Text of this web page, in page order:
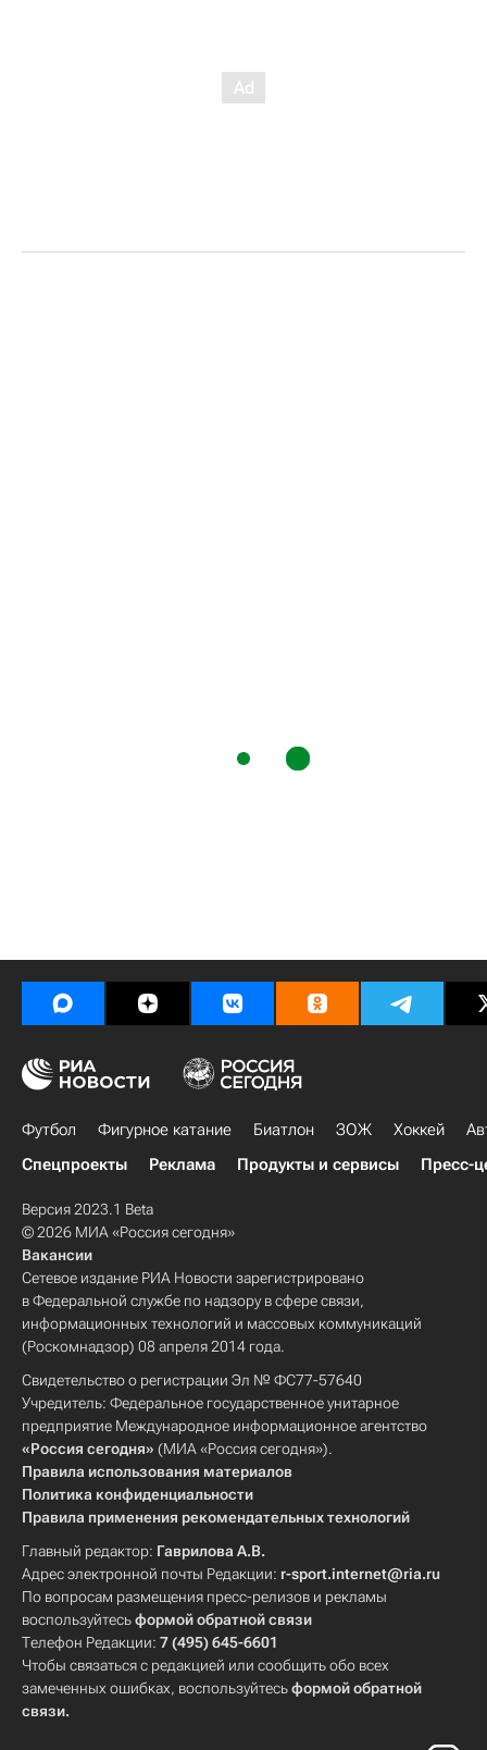
Футбол Фигурное катание Биатлон ЗОЖ Хоккей
Спецпроекты
Реклама Продукты и сервисы Пресс-
Версия 2023.1 Beta
© 2026 МИА «Россия сегодня»
Вакансии
Сетевое издание РИА Новости зарегистрировано
в Федеральной службе по надзору в сфере связи,
информационных технологий и массовых коммуникаций
(Роскомнадзор) 08 апреля 2014 года.
Свидетельство о регистрации Эл № ФС77-57640
Учредитель: Федеральное государственное унитарное
предприятие Международное информационное агентство
«Россия сегодня» (МИА «Россия сегодня»).
Правила использования материалов
Политика конфиденциальности
Правила применения рекомендательных технологий
Главный редактор: Гаврилова А.В.
Адрес электронной почты Редакции: r-sport.internet@ria.ru
По вопросам размещения пресс-релизов и рекламы
воспользуйтесьформой обратной связи
Телефон Редакции: 7 (495) 645-6601
Чтобы связаться с редакцией или сообщить обо всех
замеченных ошибках, воспользуйтесьформой обратной
связи.